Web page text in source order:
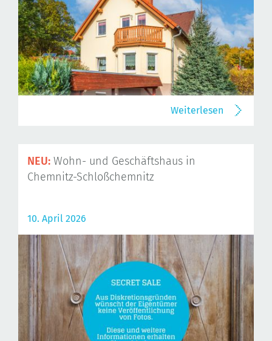
Weiterlesen
NEU: Wohn- und Geschäftshaus in
Chemnitz-Schloßchemnitz
10. April 2026